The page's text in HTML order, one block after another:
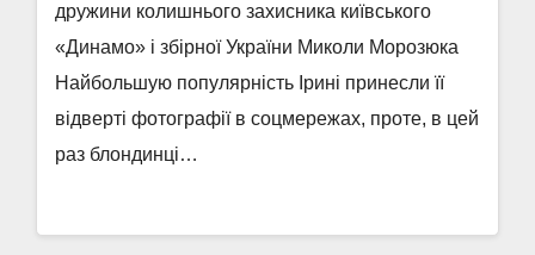
дружини колишнього захисника київського
«Динамо» і збірної України Миколи Морозюка
Найбольшую популярність Ірині принесли її
відверті фотографії в соцмережах, проте, в цей
раз блондинці…